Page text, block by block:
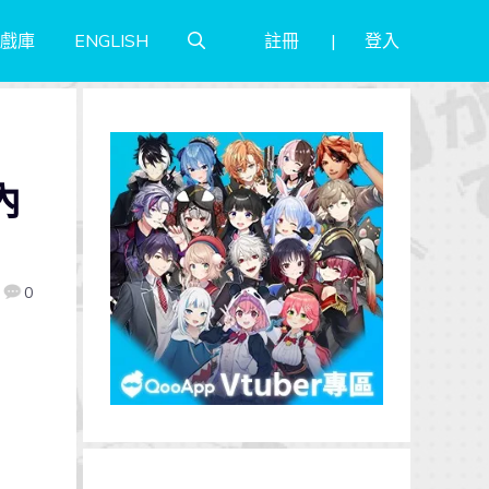
庫 ENGLISH 註冊 登入
0